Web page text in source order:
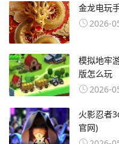
金龙电玩
2026-
模拟地牢
版怎么玩
2026-
火影忍者
官网)